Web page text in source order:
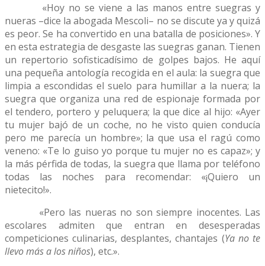
«Hoy no se viene a las manos entre suegras y
nueras –dice la abogada Mescoli– no se discute ya y quizá
es peor. Se ha convertido en una batalla de posiciones». Y
en esta estrategia de desgaste las suegras ganan. Tienen
un repertorio sofisticadísimo de golpes bajos. He aquí
una pequeña antología recogida en el aula: la suegra que
limpia a escondidas el suelo para humillar a la nuera; la
suegra que organiza una red de espionaje formada por
el tendero, portero y peluquera; la que dice al hijo: «Ayer
tu mujer bajó de un coche, no he visto quien conducía
pero me parecía un hombre»; la que usa el ragú como
veneno: «Te lo guiso yo porque tu mujer no es capaz»; y
la más pérfida de todas, la suegra que llama por teléfono
todas las noches para recomendar: «¡Quiero un
nietecito!».
«Pero las nueras no son siempre inocentes. Las
escolares admiten que entran en desesperadas
competiciones culinarias, desplantes, chantajes (Ya no te
llevo más a los niños), etc.».